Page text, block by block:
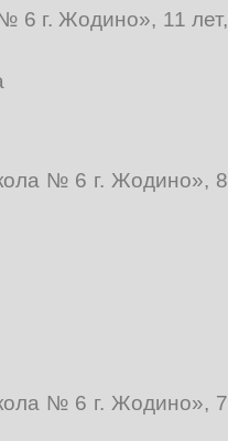
6 г. Жодино», 11 лет,
№ 6 г. Жодино», 8
№ 6 г. Жодино», 7